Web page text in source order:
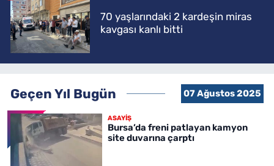
70 yaşlarındaki 2 kardeşin miras
kavgası kanlı bitti
Geçen Yıl Bugün 07 Ağustos 2025
ASAYİŞ
Bursa’da freni patlayan kamyon
site duvarına çarptı